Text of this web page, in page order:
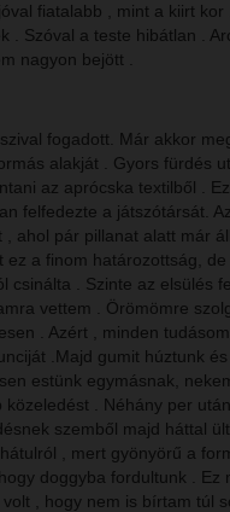
fiatalabb , mint a kiirt kor
. Szóval a teste hibátlan .
nagyon bejött .
fogadott. Már akkor
alakját . Gyors fürdés
az aprócska textilből .
felfedezte a játszótársát.
, ahol pár pillanat alatt már
ez a finom határozottság, de
csinálta . Szinte az elsülés
vettem . Örömömre
. Azért , minden
.Majd gumit húztunk
estünk egymásnak,
közeledést . Néhány per
szemből majd háttal ült
, mert gyönyörű a
doggyba fordultunk . Ez
, hogy nem is bírtam túl